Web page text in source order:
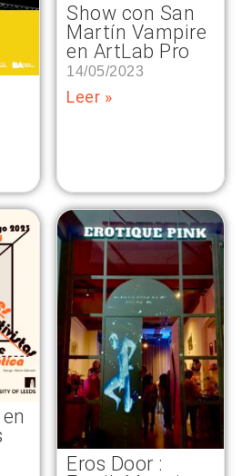
Show con San
Martín Vampire
en ArtLab Pro
14/05/2023
Leer »
Eros Door :